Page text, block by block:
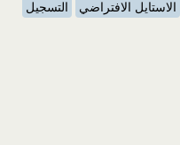
الاستايل الافتراضي
التسجيل